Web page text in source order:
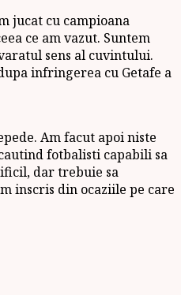
jucat cu campioana
ce am vazut. Suntem
sens al cuvintului.
infringerea cu Getafe a
Am facut apoi niste
fotbalisti capabili sa
dar trebuie sa
inscris din ocaziile pe care